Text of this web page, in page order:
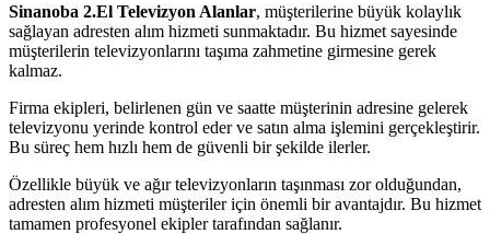
Sinanoba 2.El Televizyon Alanlar, müşterilerine büyük kolaylık
sağlayan adresten alım hizmeti sunmaktadır. Bu hizmet sayesinde
müşterilerin televizyonlarını taşıma zahmetine girmesine gerek
kalmaz.
Firma ekipleri, belirlenen gün ve saatte müşterinin adresine gelerek
televizyonu yerinde kontrol eder ve satın alma işlemini gerçekleştirir.
Bu süreç hem hızlı hem de güvenli bir şekilde ilerler.
Özellikle büyük ve ağır televizyonların taşınması zor olduğundan,
adresten alım hizmeti müşteriler için önemli bir avantajdır. Bu hizmet
tamamen profesyonel ekipler tarafından sağlanır.